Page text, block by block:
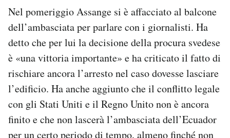
Nel pomeriggio Assange si è affacciato al balcone
dell’ambasciata per parlare con i giornalisti. Ha
detto che per lui la decisione della procura svedese
è «una vittoria importante» e ha criticato il fatto di
rischiare ancora l’arresto nel caso dovesse lasciare
l’edificio. Ha anche aggiunto che il conflitto legale
con gli Stati Uniti e il Regno Unito non è ancora
finito e che non lascerà l’ambasciata dell’Ecuador
per un certo periodo di tempo, almeno finché non